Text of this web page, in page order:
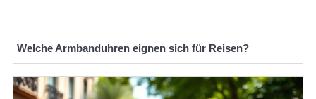
Welche Armbanduhren eignen sich für Reisen?